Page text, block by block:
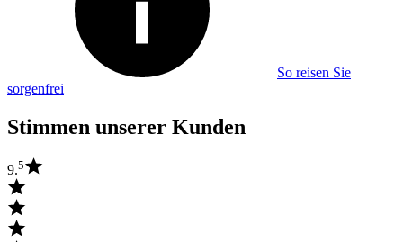
So reisen Sie
sorgenfrei
Stimmen unserer Kunden
9.5